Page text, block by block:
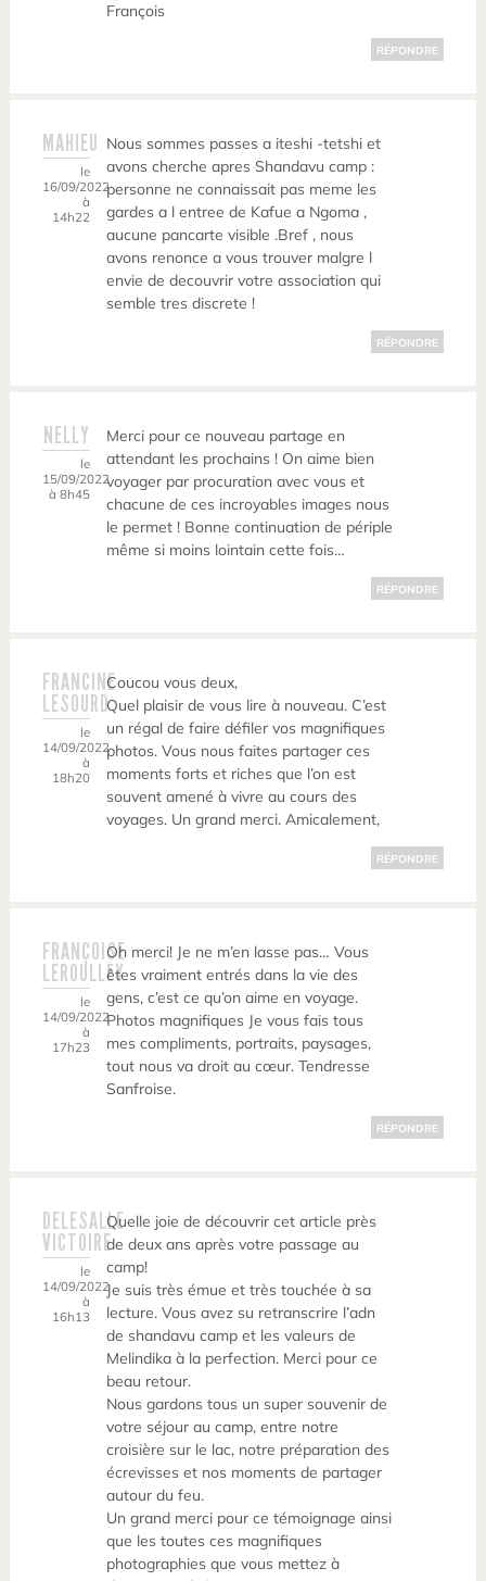
François
RÉPONDRE
MAHIEU
le
16/09/2022
à
14h22
Nous sommes passes a iteshi -tetshi et
avons cherche apres Shandavu camp :
personne ne connaissait pas meme les
gardes a l entree de Kafue a Ngoma ,
aucune pancarte visible .Bref , nous
avons renonce a vous trouver malgre l
envie de decouvrir votre association qui
semble tres discrete !
RÉPONDRE
NELLY
le
15/09/2022
à 8h45
Merci pour ce nouveau partage en
attendant les prochains ! On aime bien
voyager par procuration avec vous et
chacune de ces incroyables images nous
le permet ! Bonne continuation de périple
même si moins lointain cette fois…
RÉPONDRE
FRANCINE
LESOURD
le
14/09/2022
à
18h20
Coucou vous deux,
Quel plaisir de vous lire à nouveau. C’est
un régal de faire défiler vos magnifiques
photos. Vous nous faites partager ces
moments forts et riches que l’on est
souvent amené à vivre au cours des
voyages. Un grand merci. Amicalement,
RÉPONDRE
FRANÇOISE
LEROULLEY
le
14/09/2022
à
17h23
Oh merci! Je ne m’en lasse pas… Vous
êtes vraiment entrés dans la vie des
gens, c’est ce qu’on aime en voyage.
Photos magnifiques Je vous fais tous
mes compliments, portraits, paysages,
tout nous va droit au cœur. Tendresse
Sanfroise.
RÉPONDRE
DELESALLE
VICTOIRE
le
14/09/2022
à
16h13
Quelle joie de découvrir cet article près
de deux ans après votre passage au
camp!
Je suis très émue et très touchée à sa
lecture. Vous avez su retranscrire l’adn
de shandavu camp et les valeurs de
Melindika à la perfection. Merci pour ce
beau retour.
Nous gardons tous un super souvenir de
votre séjour au camp, entre notre
croisière sur le lac, notre préparation des
écrevisses et nos moments de partager
autour du feu.
Un grand merci pour ce témoignage ainsi
que les toutes ces magnifiques
photographies que vous mettez à